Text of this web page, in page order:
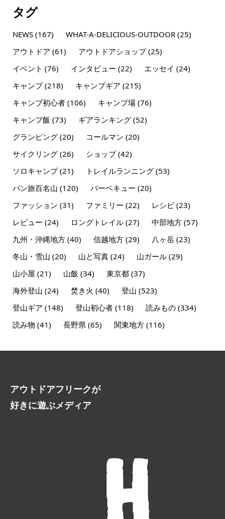
タグ
NEWS(167) WHAT-A-DELICIOUS-OUTDOOR(25)
アウトドア (61) アウトドアショップ(25)
イベント (76) インタビュー (22) エッセイ (24)
キャンプ(218) キャンプギア (215)
キャンプ初心者(106) キャンプ場(76)
キャンプ飯 (73) ギアランキング(52)
グランピング(20) コールマン (20)
サイクリング(26) ショップ(42)
ソロキャンプ(21) トレイルランニング(53)
バン旅百名山 (120) バーベキュー (20)
ファッション (31) ファミリー (22) レシピ(23)
レビュー (24) ロングトレイル(27) 中部地方(57)
九州・沖縄地方(40) 信越地方(29) 八ヶ岳(23)
冬山・雪山 (20) 山と写真(24) 山ガール(29)
山小屋 (21) 山飯 (34) 東京都(37)
海外登山 (24) 焚き火 (40) 登山 (523)
登山ギア (148) 登山初心者(118) 読みもの(334)
読み物 (41) 長野県(65) 関東地方(116)
アウトドアフリークが
好きに遊ぶメディア